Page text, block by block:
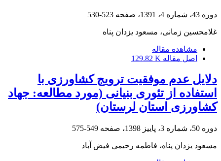
دوره 43، شماره 4، 1391، صفحه 523-530
غلامحسین زمانی، مسعود یزدان پناه
مشاهده مقاله
اصل مقاله 129.82 K
دلایل عدم موفقیت ترویج کشاورزی با
استفاده از تئوری بنیانی (مورد مطالعه: جهاد
کشاورزی استان لرستان)
دوره 50، شماره 3، پاییز 1398، صفحه 549-575
مسعود یزدان پناه، فاطمه رحیمی فیض آباد